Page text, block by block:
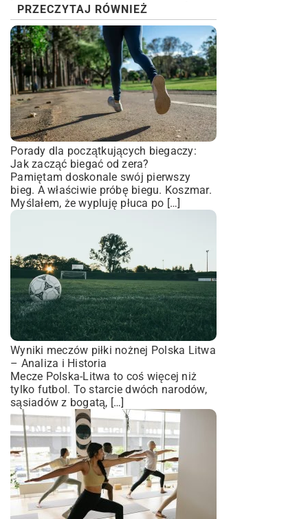
PRZECZYTAJ RÓWNIEŻ
Porady dla początkujących biegaczy:
Jak zacząć biegać od zera?
Pamiętam doskonale swój pierwszy
bieg. A właściwie próbę biegu. Koszmar.
Myślałem, że wypluję płuca po […]
Wyniki meczów piłki nożnej Polska Litwa
– Analiza i Historia
Mecze Polska-Litwa to coś więcej niż
tylko futbol. To starcie dwóch narodów,
sąsiadów z bogatą, […]